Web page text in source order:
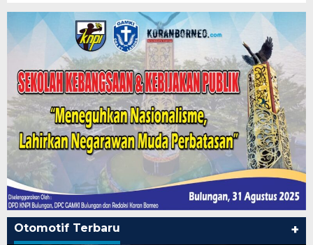
Otomotif Terbaru +